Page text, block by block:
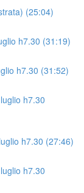
(25:04)
h7.30 (31:19)
h7.30 (31:52)
h7.30
h7.30 (27:46)
h7.30